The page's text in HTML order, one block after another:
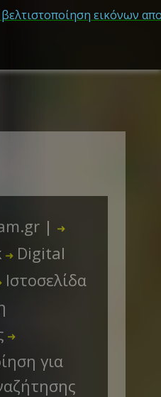
| ➜
➜ Digital
Ιστοσελίδα
➜
για